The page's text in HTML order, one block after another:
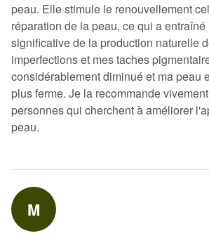
peau. Elle stimule le renouvellement
réparation de la peau, ce qui a
significative de la production naturelle
imperfections et mes taches
considérablement diminué et ma peau
plus ferme. Je la recommande
personnes qui cherchent à améliorer
peau.
M